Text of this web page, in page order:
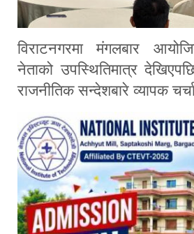
विराटनगरमा मंगलबार
नेताको उपस्थितिमात्र
राजनीतिक सन्देशबारे व्यापक